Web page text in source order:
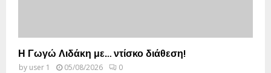
Η Γωγώ Λιδάκη με… ντίσκο διάθεση!
by user 1 05/08/2026 0